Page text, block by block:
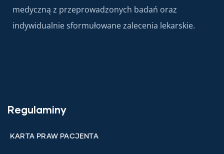
medyczną z przeprowadzonych badań oraz
indywidualnie sformułowane zalecenia lekarskie.
Regulaminy
KARTA PRAW PACJENTA